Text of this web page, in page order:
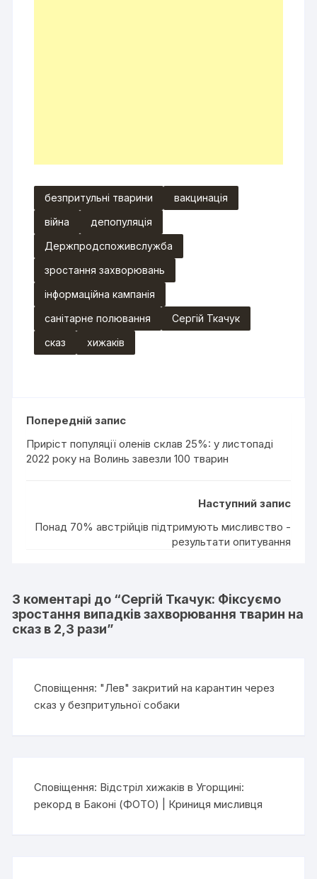
безпритульні тварини
вакцинація
війна
депопуляція
Держпродспоживслужба
зростання захворювань
інформаційна кампанія
санітарне полювання
Сергій Ткачук
сказ
хижаків
Попередній запис
Приріст популяції оленів склав 25%: у листопаді
2022 року на Волинь завезли 100 тварин
Наступний запис
Понад 70% австрійців підтримують мисливство -
результати опитування
3 коментарі до “Сергій Ткачук: Фіксуємо
зростання випадків захворювання тварин на
сказ в 2,3 рази”
Сповіщення: "Лев" закритий на карантин через
сказ у безпритульної собаки
Сповіщення: Відстріл хижаків в Угорщині:
рекорд в Баконі (ФОТО) | Криниця мисливця